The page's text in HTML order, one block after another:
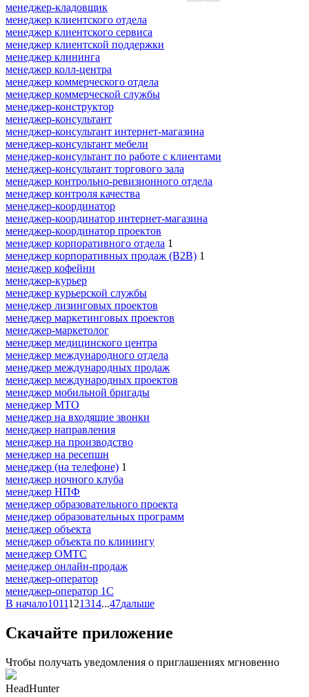
менеджер-кладовщик
менеджер клиентского отдела
менеджер клиентского сервиса
менеджер клиентской поддержки
менеджер клининга
менеджер колл-центра
менеджер коммерческого отдела
менеджер коммерческой службы
менеджер-конструктор
менеджер-консультант
менеджер-консультант интернет-магазина
менеджер-консультант мебели
менеджер-консультант по работе с клиентами
менеджер-консультант торгового зала
менеджер контрольно-ревизионного отдела
менеджер контроля качества
менеджер-координатор
менеджер-координатор интернет-магазина
менеджер-координатор проектов
менеджер корпоративного отдела 1
менеджер корпоративных продаж (B2B) 1
менеджер кофейни
менеджер-курьер
менеджер курьерской службы
менеджер лизинговых проектов
менеджер маркетинговых проектов
менеджер-маркетолог
менеджер медицинского центра
менеджер международного отдела
менеджер международных продаж
менеджер международных проектов
менеджер мобильной бригады
менеджер МТО
менеджер на входящие звонки
менеджер направления
менеджер на производство
менеджер на ресепшн
менеджер (на телефоне) 1
менеджер ночного клуба
менеджер НПФ
менеджер образовательного проекта
менеджер образовательных программ
менеджер объекта
менеджер объекта по клинингу
менеджер ОМТС
менеджер онлайн-продаж
менеджер-оператор
менеджер-оператор 1С
В начало1011121314...47дальше
Скачайте приложение
Чтобы получать уведомления о приглашениях мгновенно
HeadHunter